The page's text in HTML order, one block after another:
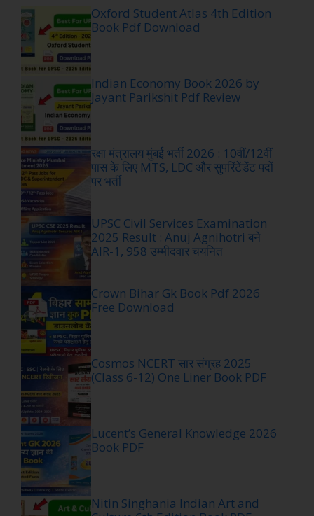
Oxford Student Atlas 4th Edition
Book Pdf Download
Indian Economy Book 2026 by
Jayant Parikshit Pdf Review
रक्षा मंत्रालय मुंबई भर्ती 2026 : 10वीं/12वीं
पास के लिए MTS, LDC और सुपरिंटेंडेंट पदों
पर भर्ती
UPSC Civil Services Examination
2025 Result : Anuj Agnihotri बने
AIR-1, 958 उम्मीदवार चयनित
Crown Bihar Gk Book Pdf 2026
Free Download
Cosmos NCERT सार संग्रह 2025
(Class 6-12) One Liner Book PDF
Lucent’s General Knowledge 2026
Book PDF
Nitin Singhania Indian Art and